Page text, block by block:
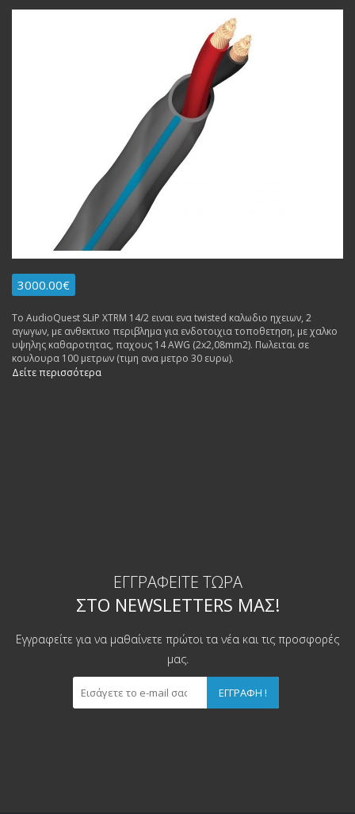
3000.00€
To AudioQuest SLiP XTRM 14/2 ειναι ενα twisted καλωδιο ηχειων, 2
αγωγων, με ανθεκτικο περιβλημα για ενδοτοιχια τοποθετηση, με χαλκο
υψηλης καθαροτητας, παχους 14 AWG (2x2,08mm2). Πωλειται σε
κουλουρα 100 μετρων (τιμη ανα μετρο 30 ευρω).
Δείτε περισσότερα
ΕΓΓΡΑΦΕΊΤΕ ΤΏΡΑ
ΣΤΟ NEWSLETTERS ΜΑΣ!
Εγγραφείτε για να μαθαίνετε πρώτοι τα νέα και τις προσφορές
μας.
ΕΓΓΡΑΦΉ !